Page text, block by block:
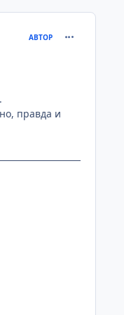
АВТОР
правда и